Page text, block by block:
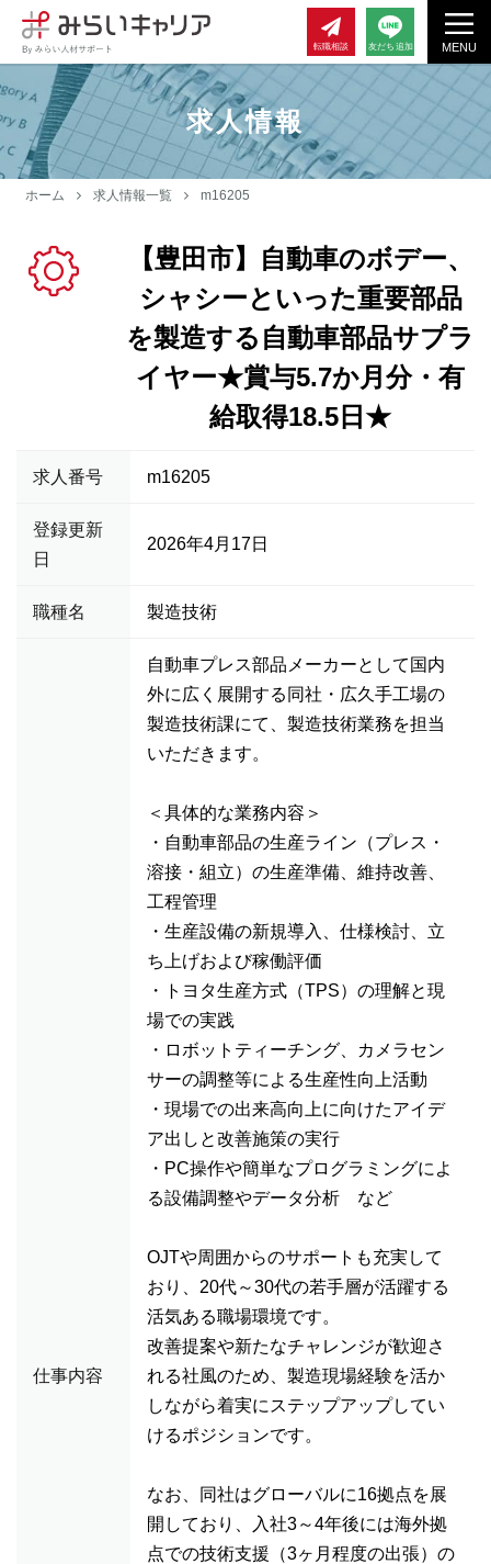
MENU
転職相談 友だち追加
求人情報
ホーム 求人情報一覧 m16205
【豊田市】自動車のボデー、
シャシーといった重要部品
を製造する自動車部品サプラ
イヤー★賞与5.7か月分・有
給取得18.5日★
求人番号 m16205
登録更新
日
2026年4月17日
職種名 製造技術
仕事内容
自動車プレス部品メーカーとして国内
外に広く展開する同社・広久手工場の
製造技術課にて、製造技術業務を担当
いただきます。
＜具体的な業務内容＞
・自動車部品の生産ライン（プレス・
溶接・組立）の生産準備、維持改善、
工程管理
・生産設備の新規導入、仕様検討、立
ち上げおよび稼働評価
・トヨタ生産方式（TPS）の理解と現
場での実践
・ロボットティーチング、カメラセン
サーの調整等による生産性向上活動
・現場での出来高向上に向けたアイデ
ア出しと改善施策の実行
・PC操作や簡単なプログラミングによ
る設備調整やデータ分析 など
OJTや周囲からのサポートも充実して
おり、20代～30代の若手層が活躍する
活気ある職場環境です。
改善提案や新たなチャレンジが歓迎さ
れる社風のため、製造現場経験を活か
しながら着実にステップアップしてい
けるポジションです。
なお、同社はグローバルに16拠点を展
開しており、入社3～4年後には海外拠
点での技術支援（3ヶ月程度の出張）の